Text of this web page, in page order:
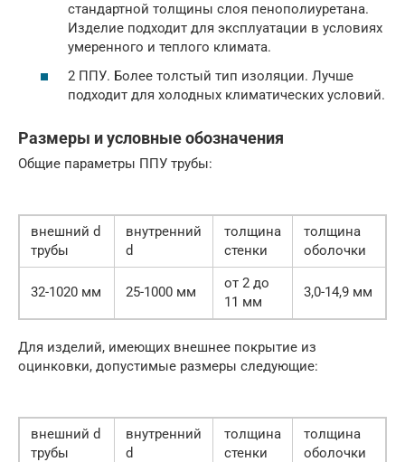
стандартной толщины слоя пенополиуретана.
Изделие подходит для эксплуатации в условиях
умеренного и теплого климата.
2 ППУ. Более толстый тип изоляции. Лучше
подходит для холодных климатических условий.
Размеры и условные обозначения
Общие параметры ППУ трубы:
внешний d
трубы
внутренний
d
толщина
стенки
толщина
оболочки
32-1020 мм 25-1000 мм
от 2 до
11 мм
3,0-14,9 мм
Для изделий, имеющих внешнее покрытие из
оцинковки, допустимые размеры следующие:
внешний d
трубы
внутренний
d
толщина
стенки
толщина
оболочки